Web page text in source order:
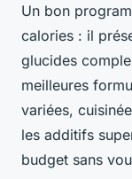
Un bon
calories : il
glucides
meilleures
variées,
les additifs
budget sans